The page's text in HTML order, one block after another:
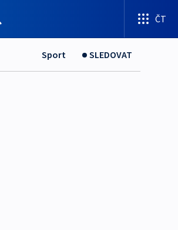
ČT
Sport SLEDOVAT